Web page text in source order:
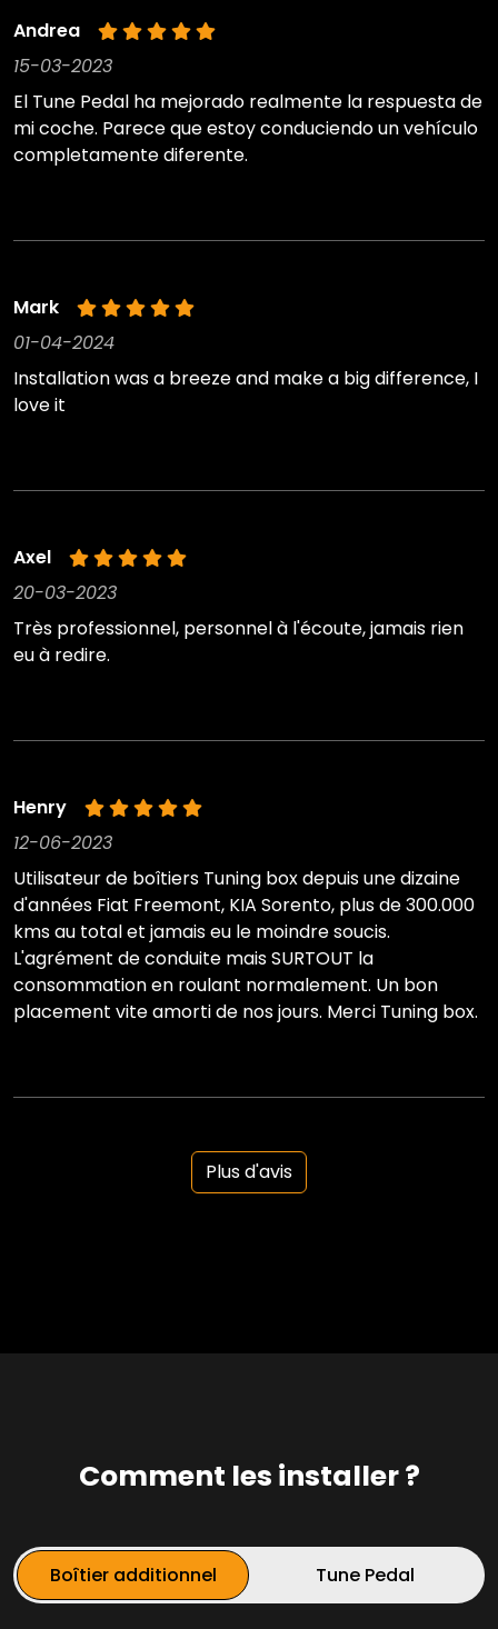
Andrea
15-03-2023
El Tune Pedal ha mejorado realmente la respuesta de
mi coche. Parece que estoy conduciendo un vehículo
completamente diferente.
Mark
01-04-2024
Installation was a breeze and make a big difference, I
love it
Axel
20-03-2023
Très professionnel, personnel à l'écoute, jamais rien
eu à redire.
Henry
12-06-2023
Utilisateur de boîtiers Tuning box depuis une dizaine
d'années Fiat Freemont, KIA Sorento, plus de 300.000
kms au total et jamais eu le moindre soucis.
L'agrément de conduite mais SURTOUT la
consommation en roulant normalement. Un bon
placement vite amorti de nos jours. Merci Tuning box.
Plus d'avis
Comment les installer ?
Boîtier additionnel Tune Pedal